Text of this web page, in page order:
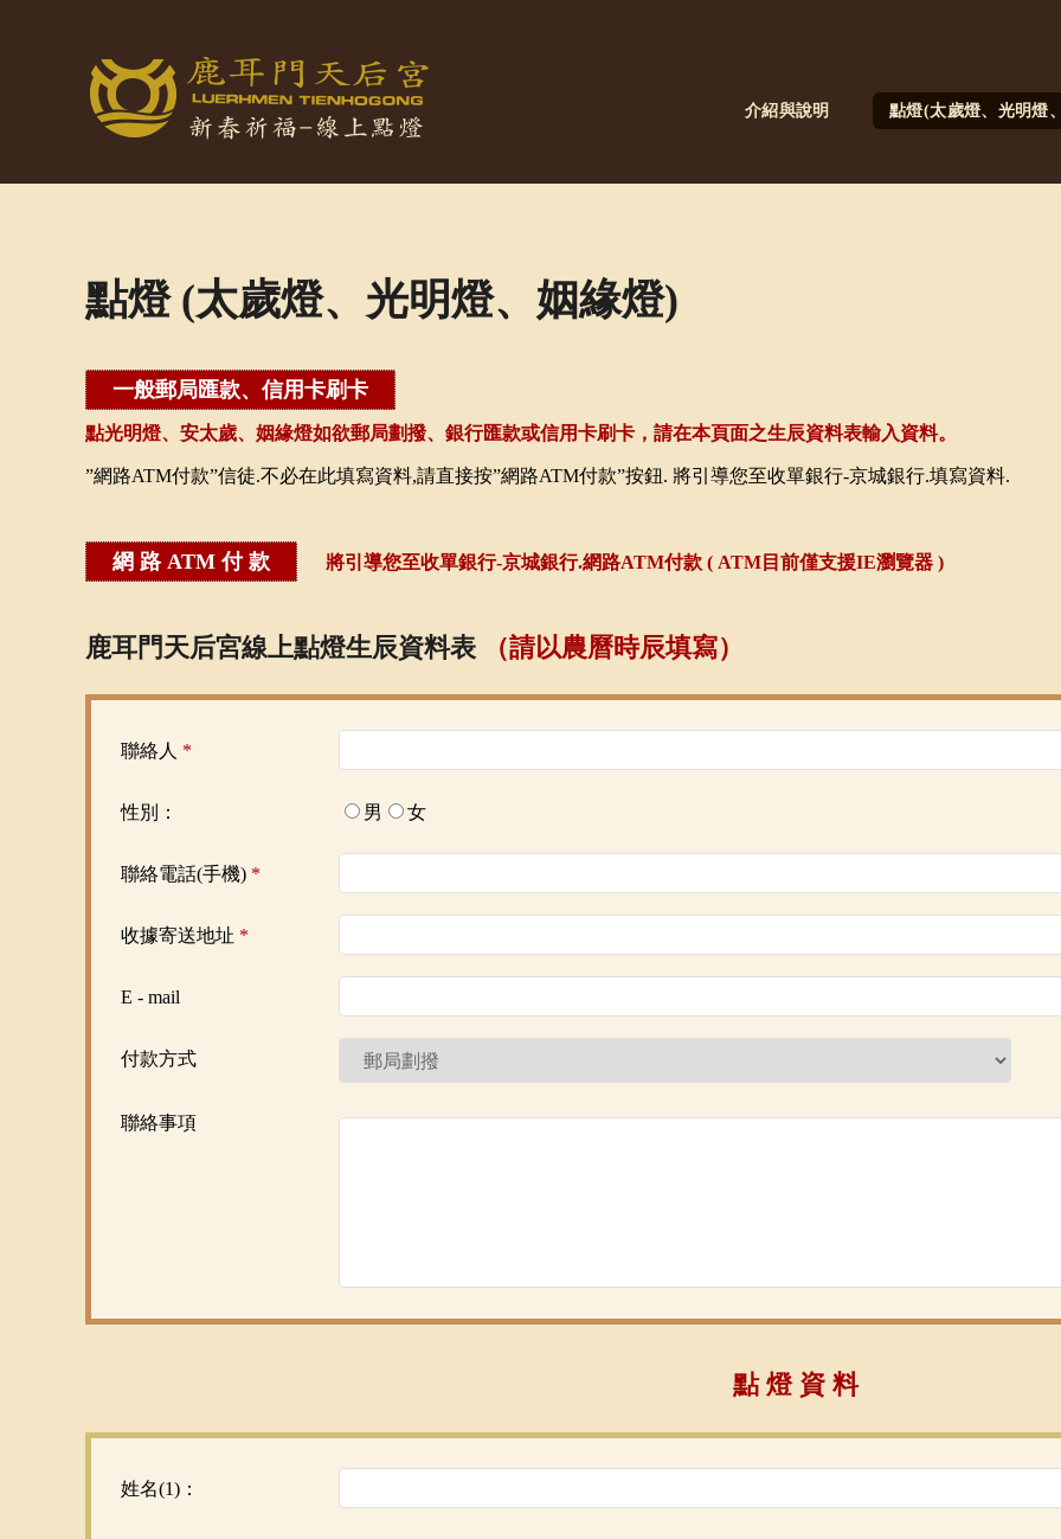
介紹與說明 點燈(太歲燈、光明燈
點燈 (太歲燈、光明燈、姻緣燈)
一般郵局匯款、信用卡刷卡
點光明燈、安太歲、姻緣燈如欲郵局劃撥、銀行匯款或信用卡刷卡，請在本頁面之生辰資料表輸入資料。
”網路ATM付款”信徒.不必在此填寫資料,請直接按”網路ATM付款”按鈕. 將引導您至收單銀行-京城銀行.填寫資料.
網 路 ATM 付 款 將引導您至收單銀行-京城銀行.網路ATM付款 ( ATM目前僅支援IE瀏覽器 )
鹿耳門天后宮線上點燈生辰資料表 （請以農曆時辰填寫）
聯絡人 *
性別： 男 女
聯絡電話(手機) *
收據寄送地址 *
E - mail
付款方式
聯絡事項
點 燈 資 料
姓名(1)：